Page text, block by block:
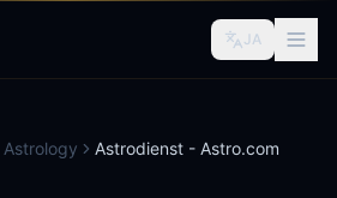
JA
Astrology Astrodienst - Astro.com